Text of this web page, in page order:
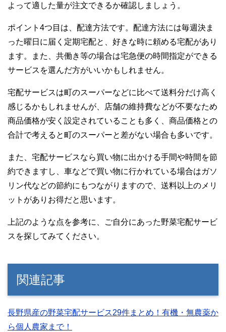
よって適した量が注文できるか確認しましょう。
ポイント4つ目は、配達方法です。配達方法には毎週決ま
った曜日に届く定期宅配と、好きな時に頼める宅配があり
ます。また、共働き等の場合は宅急便の時間指定ができる
サービスを選んだ方がいいかもしれません。
宅配サービスは町のスーパーなどに比べて送料分だけ高く
感じるかもしれませんが、店舗の維持費などが不要なため
商品価格が安く設定されていることも多く、商品価格との
合計で考えると町のスーパーと差がない場合も多いです。
また、宅配サービスなら買い物に出かける手間や時間を節
約できますし、車などで買い物に行かれている場合はガソ
リン代などの節約にもつながりますので、送料以上のメリ
ットがありお得だと思います。
上記のような点を参考に、ご自分にあった野菜宅配サービ
スを探してみてください。
関連記事
長野県産の野菜宅配サービス29件まとめ！有機・無農薬か
ら個人農家まで！